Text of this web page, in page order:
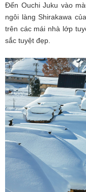
Đến Ouchi Juku vào
ngôi làng Shirakawa của
trên các mái nhà lớp
sắc tuyệt đẹp.